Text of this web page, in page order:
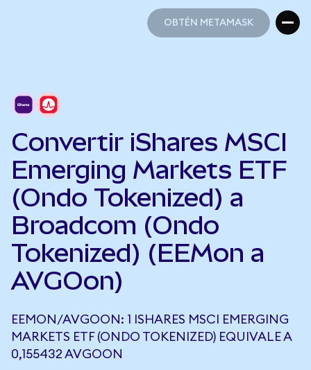
OBTÉN METAMASK
Convertir iShares MSCI
Emerging Markets ETF
(Ondo Tokenized) a
Broadcom (Ondo
Tokenized) (EEMon a
AVGOon)
EEMON/AVGOON: 1 ISHARES MSCI EMERGING
MARKETS ETF (ONDO TOKENIZED) EQUIVALE A
0,155432 AVGOON